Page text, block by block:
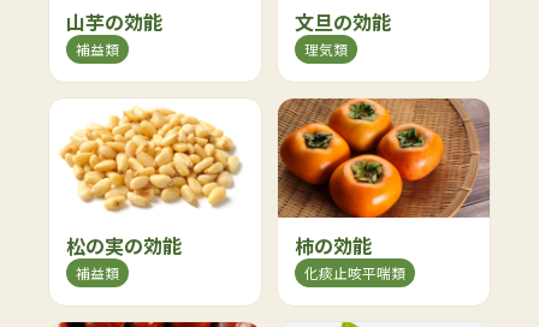
山芋の効能
補益類
文旦の効能
理気類
松の実の効能
補益類
柿の効能
化痰止咳平喘類